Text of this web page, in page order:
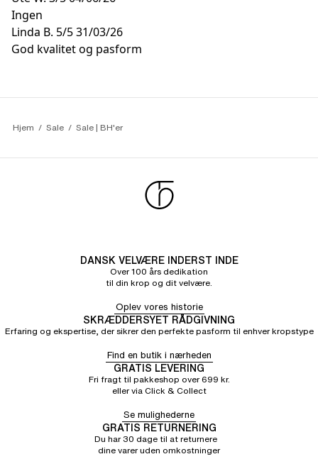
Ingen
Linda B. 5/531/03/26
God kvalitet og pasform
Hjem Sale Sale | BH'er
DANSK VELVÆRE INDERST INDE
Over 100 års dedikation
til din krop og dit velvære.
Oplev vores historie
SKRÆDDERSYET RÅDGIVNING
Erfaring og ekspertise, der sikrer den perfekte pasform til enhver kropstype
Find en butik i nærheden
GRATIS LEVERING
Fri fragt til pakkeshop over 699 kr.
eller via Click & Collect
Se mulighederne
GRATIS RETURNERING
Du har 30 dage til at returnere
dine varer uden omkostninger